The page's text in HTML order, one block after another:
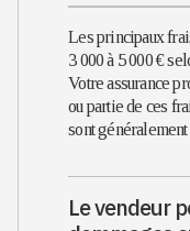
Les principaux
3 000 à 5 000 €
Votre assurance
ou partie de ces
sont
Le vendeur